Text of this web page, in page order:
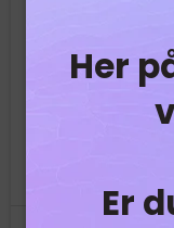
Her
Er
Penderyn - The